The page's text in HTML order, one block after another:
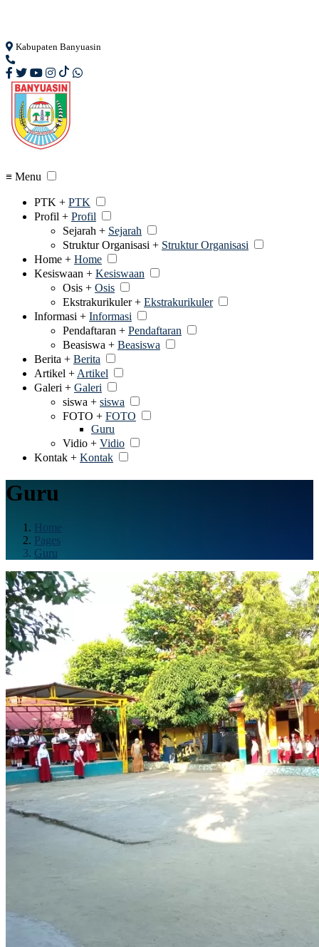
Kabupaten Banyuasin
≡ Menu
PTK + PTK
Profil + Profil
Sejarah + Sejarah
Struktur Organisasi + Struktur Organisasi
Home + Home
Kesiswaan + Kesiswaan
Osis + Osis
Ekstrakurikuler + Ekstrakurikuler
Informasi + Informasi
Pendaftaran + Pendaftaran
Beasiswa + Beasiswa
Berita + Berita
Artikel +Artikel
Galeri + Galeri
siswa + siswa
FOTO + FOTO
Guru
Vidio + Vidio
Kontak + Kontak
Guru
Home
Pages
Guru